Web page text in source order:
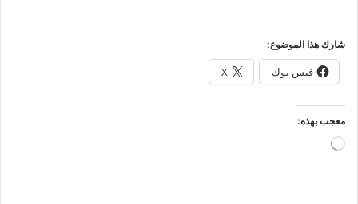
شارك هذا الموضوع:
فيس بوك X
معجب بهذه:
جاري